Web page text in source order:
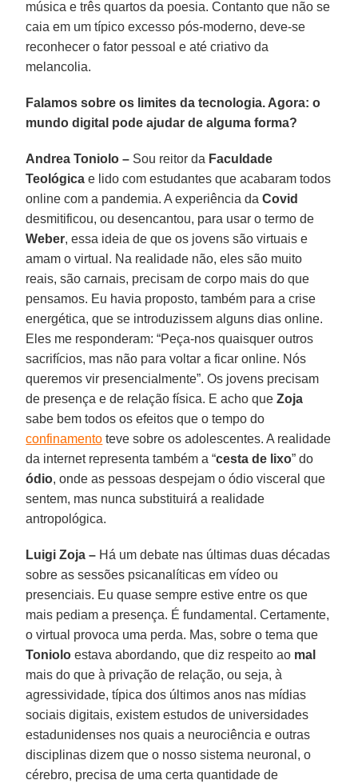
música e três quartos da poesia. Contanto que não se
caia em um típico excesso pós-moderno, deve-se
reconhecer o fator pessoal e até criativo da
melancolia.
Falamos sobre os limites da tecnologia. Agora: o
mundo digital pode ajudar de alguma forma?
Andrea Toniolo – Sou reitor da Faculdade
Teológica e lido com estudantes que acabaram todos
online com a pandemia. A experiência daCovid
desmitificou, ou desencantou, para usar o termo de
Weber, essa ideia de que os jovens são virtuais e
amam o virtual. Na realidade não, eles são muito
reais, são carnais, precisam de corpo mais do que
pensamos. Eu havia proposto, também para a crise
energética, que se introduzissem alguns dias online.
Eles me responderam: “Peça-nos quaisquer outros
sacrifícios, mas não para voltar a ficar online. Nós
queremos vir presencialmente”. Os jovens precisam
de presença e de relação física. E acho queZoja
sabe bem todos os efeitos que o tempo do
confinamento teve sobre os adolescentes. A realidade
da internet representa também a “cesta de lixo” do
ódio, onde as pessoas despejam o ódio visceral que
sentem, mas nunca substituirá a realidade
antropológica.
Luigi Zoja – Há um debate nas últimas duas décadas
sobre as sessões psicanalíticas em vídeo ou
presenciais. Eu quase sempre estive entre os que
mais pediam a presença. É fundamental. Certamente,
o virtual provoca uma perda. Mas, sobre o tema que
Toniolo estava abordando, que diz respeito ao mal
mais do que à privação de relação, ou seja, à
agressividade, típica dos últimos anos nas mídias
sociais digitais, existem estudos de universidades
estadunidenses nos quais a neurociência e outras
disciplinas dizem que o nosso sistema neuronal, o
cérebro, precisa de uma certa quantidade de